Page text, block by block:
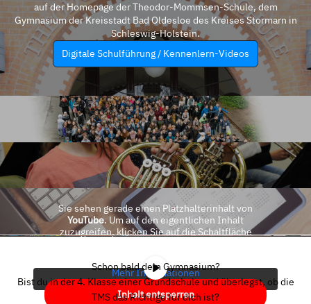
auf der Homepage der Theodor-Mommsen-Schule, dem
Gymnasium der Kreisstadt Bad Oldesloe des Kreises Stormarn in
Schleswig-Holstein.
Digitale Schulführung / Kennenlern-Videos
Sie sehen gerade einen Platzhalterinhalt von
YouTube. Um auf den eigentlichen Inhalt
zuzugreifen, klicken Sie auf die Schaltfläche
Mehr Informationen
Inhalt entsperren
Schon bald dein Gymnasium?
Bist du in der 4. Klasse einer Grundschule und überlegst, ob die
TMS das Richtige für dich ist?